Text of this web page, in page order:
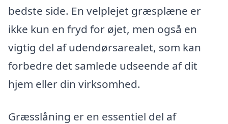
bedste side. En velplejet græsplæne er
ikke kun en fryd for øjet, men også en
vigtig del af udendørsarealet, som kan
forbedre det samlede udseende af dit
hjem eller din virksomhed.
Græsslåning er en essentiel del af